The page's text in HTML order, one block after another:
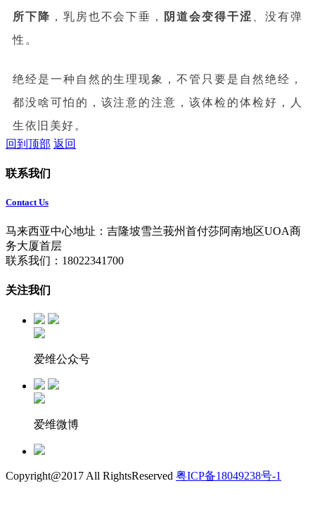
所下降 ，乳房也不会下垂， 阴道会变得干涩
、没有弹
性。
绝经是一种自然的生理现象，不管只要是自然绝经，
都没啥可怕的，该注意的注意，该体检的体检好，人
生依旧美好。
回到顶部 返回
联系我们
Contact Us
马来西亚中心地址：吉隆坡雪兰莪州首付莎阿南地区UOA商
务大厦首层
联系我们：18022341700
关注我们
爱维公众号
爱维微博
Copyright@2017 All RightsReserved 粤ICP备18049238号-1